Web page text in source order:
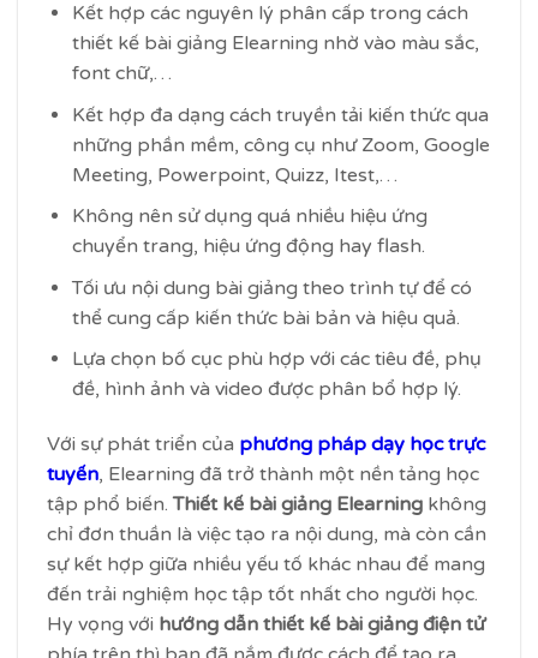
Kết hợp các nguyên lý phân cấp trong cách
thiết kế bài giảng Elearning nhờ vào màu sắc,
font chữ,…
Kết hợp đa dạng cách truyền tải kiến thức qua
những phần mềm, công cụ như Zoom, Google
Meeting, Powerpoint, Quizz, Itest,…
Không nên sử dụng quá nhiều hiệu ứng
chuyển trang, hiệu ứng động hay flash.
Tối ưu nội dung bài giảng theo trình tự để có
thể cung cấp kiến thức bài bản và hiệu quả.
Lựa chọn bố cục phù hợp với các tiêu đề, phụ
đề, hình ảnh và video được phân bổ hợp lý.
Với sự phát triển của phương pháp dạy học trực
tuyến, Elearning đã trở thành một nền tảng học
tập phổ biến.Thiết kế bài giảng Elearning không
chỉ đơn thuần là việc tạo ra nội dung, mà còn cần
sự kết hợp giữa nhiều yếu tố khác nhau để mang
đến trải nghiệm học tập tốt nhất cho người học.
Hy vọng với hướng dẫn thiết kế bài giảng điện tử